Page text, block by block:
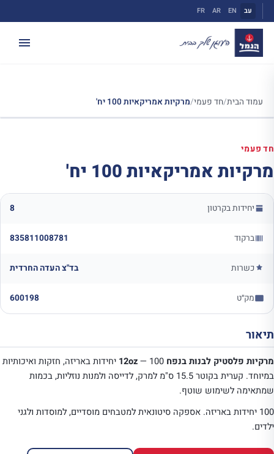
לתוכן
עב EN
AR
FR
עמוד הבית/חד פעמי/מרקיות אמריקאיות 100 יח'
חד פעמי
מרקיות אמריקאיות 100 יח'
יחידות בקרטון 8
ברקוד 835811008781
כשרות בד"צ העדה החרדית
מק״ט 600198
תיאור
מרקיות פלסטיק לבנות בנפח 12oz
— 100 יחידות באריזה, חזקות ואיכותיות
במיוחד. קערית בקוטר 15.5 ס"מ למרק, לדייסה ולמנות נוזליות, בכמות
שמתאימה לשימוש שוטף.
100 יחידות באריזה. אספקה סיטונאית למטבחים מוסדיים, למוסדות ולגני
ילדים.